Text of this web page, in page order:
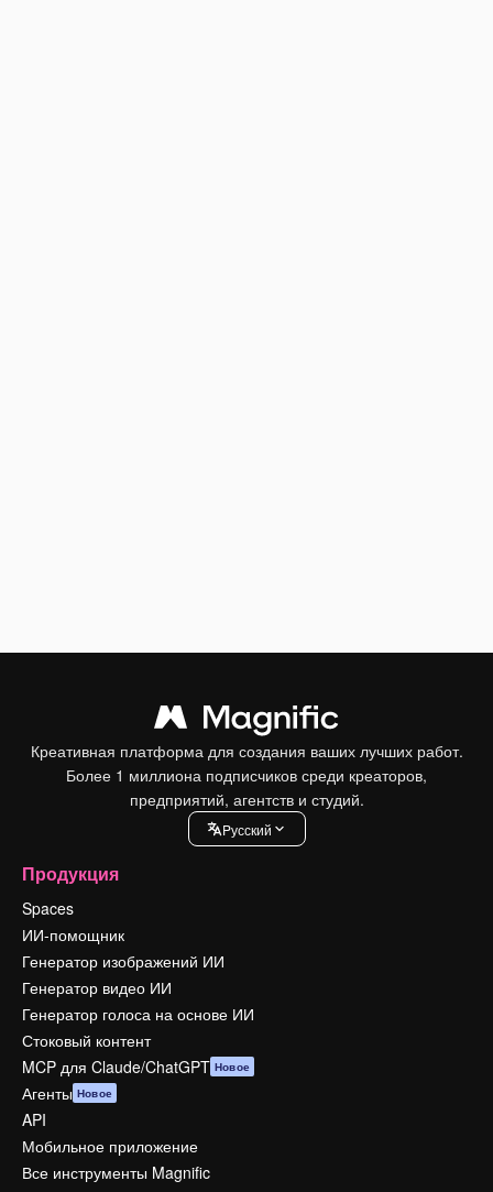
Креативная платформа для создания ваших лучших работ.
Более 1 миллиона подписчиков среди креаторов,
предприятий, агентств и студий.
Pусский
Продукция
Spaces
ИИ-помощник
Генератор изображений ИИ
Генератор видео ИИ
Генератор голоса на основе ИИ
Стоковый контент
MCP для Claude/ChatGPT Новое
Агенты Новое
API
Мобильное приложение
Все инструменты Magnific